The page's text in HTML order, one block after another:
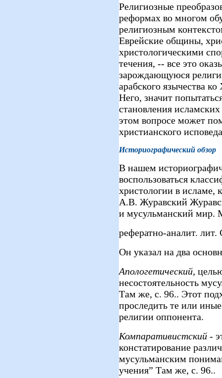
Религиозные
реформах во многом
религиозным
Еврейские общины,
христологическими
течения, -- все это
зарождающуюся
арабского язычества
Него, значит
становления
этом вопросе может
христианского
Историографический обзор
В нашем
воспользоваться
христологии в исламе,
А.В. Журавский
и мусульманский мир.
рефератно-аналит. лит.
Он указал на два
Апологетический,
несостоятельность
Там же, с. 96.. Этот
проследить те или
религии оппонента.
Компаративистский -
констатирование
мусульманским
учения” Там же, с. 96..